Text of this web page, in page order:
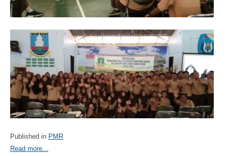
Published in PMR
Read more...